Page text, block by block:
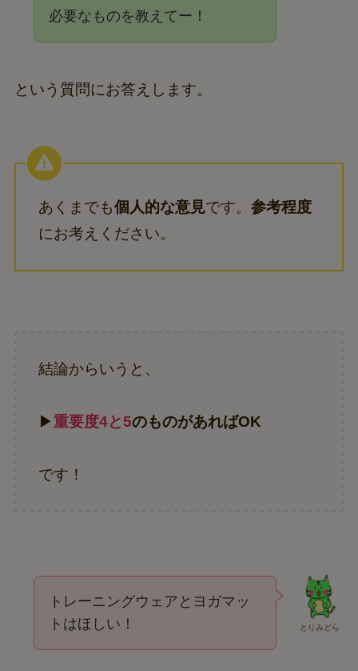
必要なものを教えてー！
という質問にお答えします。
あくまでも個人的な意見です。参考程度
にお考えください。
結論からいうと、
▶重要度4と5のものがあればOK
です！
とりみどら
トレーニングウェアとヨガマッ
トはほしい！